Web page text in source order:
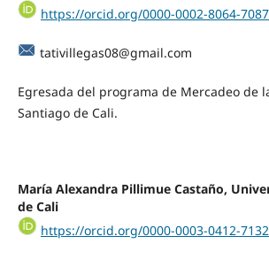
https://orcid.org/0000-0002-8064-7087
tativillegas08@gmail.com
Egresada del programa de Mercadeo de
Santiago de Cali.
María Alexandra Pillimue Castaño,
de Cali
https://orcid.org/0000-0003-0412-7132